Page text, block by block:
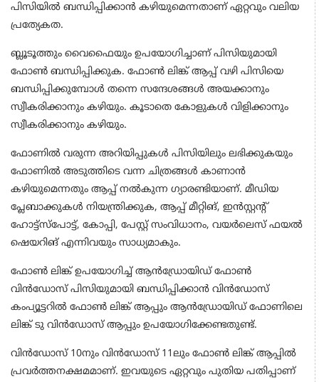
പിസിയില്‍ ബന്ധിപ്പിക്കാന്‍ കഴിയുമെന്നതാണ് ഏറ്റവും വലിയ
പ്രത്യേകത.
ബ്ലൂടൂത്തും വൈഫൈയും ഉപയോഗിച്ചാണ് പിസിയുമായി
ഫോണ്‍ ബന്ധിപ്പിക്കുക. ഫോണ്‍ ലിങ്ക് ആപ്പ് വഴി പിസിയെ
ബന്ധിപ്പിക്കുമ്പോള്‍ തന്നെ സന്ദേശങ്ങള്‍ അയക്കാനും
സ്വീകരിക്കാനും കഴിയും. കൂടാതെ കോളുകള്‍ വിളിക്കാനും
സ്വീകരിക്കാനും കഴിയും.
ഫോണില്‍ വരുന്ന അറിയിപ്പുകള്‍ പിസിയിലും ലഭിക്കുകയും
ഫോണില്‍ അടുത്തിടെ വന്ന ചിത്രങ്ങള്‍ കാണാന്‍
കഴിയുമെന്നതും ആപ്പ് നല്‍കുന്ന ഗ്യാരണ്ടിയാണ്. മീഡിയ
പ്ലേബാക്കുകള്‍ നിയന്ത്രിക്കുക, ആപ്പ് മീറ്റിങ്, ഇന്‍സ്റ്റന്റ്
ഹോട്ട്സ്പോട്ട്, കോപ്പി, പേസ്റ്റ് സംവിധാനം, വയര്‍ലെസ് ഫയല്‍
ഷെയറിങ് എന്നിവയും സാധ്യമാകും.
ഫോണ്‍ ലിങ്ക് ഉപയോഗിച്ച് ആന്‍ഡ്രോയിഡ് ഫോണ്‍
വിന്‍ഡോസ് പിസിയുമായി ബന്ധിപ്പിക്കാന്‍ വിന്‍ഡോസ്
കംപ്യൂട്ടറില്‍ ഫോണ്‍ ലിങ്ക് ആപ്പും ആന്‍ഡ്രോയിഡ് ഫോണിലെ
ലിങ്ക് ടു വിന്‍ഡോസ് ആപ്പും ഉപയോഗിക്കേണ്ടതുണ്ട്.
വിന്‍ഡോസ് 10നും വിന്‍ഡോസ് 11ലും ഫോണ്‍ ലിങ്ക് ആപ്പില്‍
പ്രവര്‍ത്തനക്ഷമമാണ്. ഇവയുടെ ഏറ്റവും പുതിയ പതിപ്പാണ്